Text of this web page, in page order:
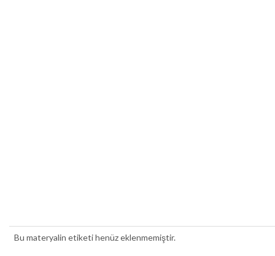
Bu materyalin etiketi henüz eklenmemiştir.